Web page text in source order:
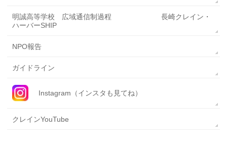
明誠高等学校 広域通信制過程 長崎クレイン・
ハーバーSHIP
NPO報告
ガイドライン
Instagram（インスタも見てね）
クレインYouTube